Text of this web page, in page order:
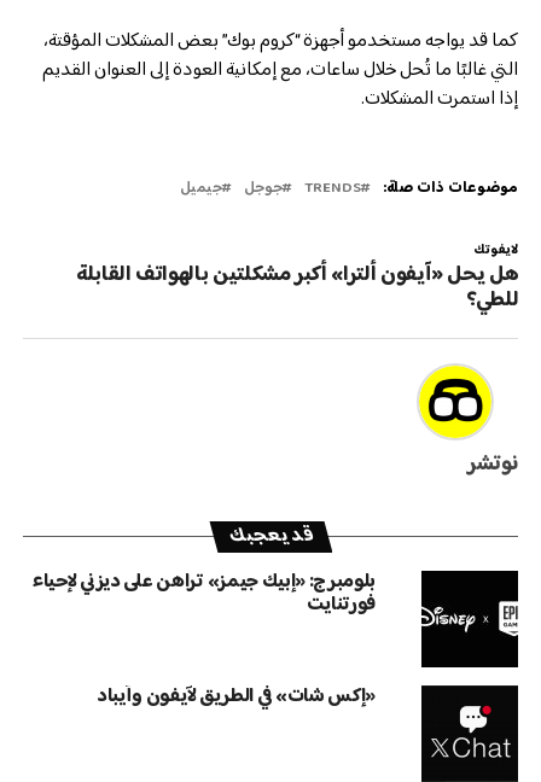
كما قد يواجه مستخدمو أجهزة “كروم بوك” بعض المشكلات المؤقتة،
التي غالبًا ما تُحل خلال ساعات، مع إمكانية العودة إلى العنوان القديم
إذا استمرت المشكلات.
موضوعات ذات صلة: TRENDS جوجل جيميل
لايفوتك
هل يحل «آيفون ألترا» أكبر مشكلتين بالهواتف القابلة
للطي؟
نوتشر
قد يعجبك
بلومبرج: «إبيك جيمز» تراهن على ديزني لإحياء
فورتنايت
«إكس شات» في الطريق لآيفون وآيباد